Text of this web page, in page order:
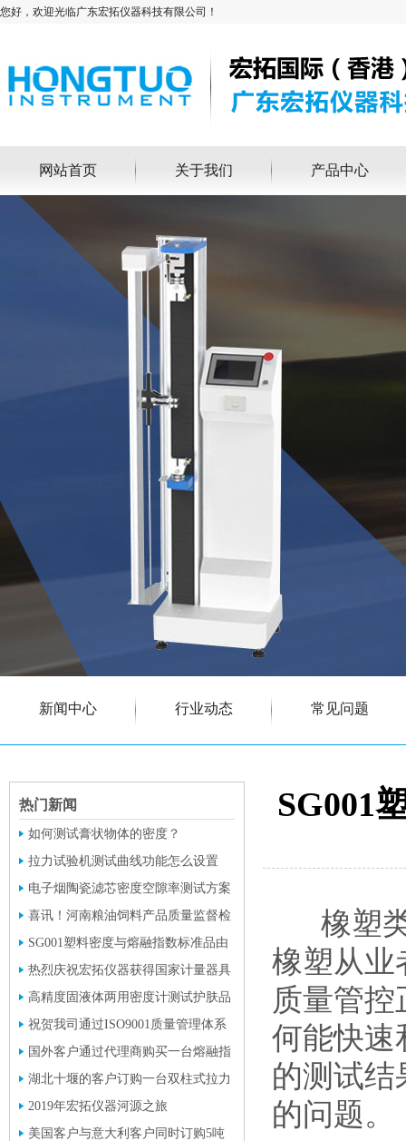
您好，欢迎光临广东宏拓仪器科技有限公司！
网站首页 关于我们 产品中心
新闻中心 行业动态 常见问题
SG001
橡塑类
橡塑从业
质量管
何能快速
的测试结
的问题。
热门新闻
如何测试膏状物体的密度？
拉力试验机测试曲线功能怎么设置
电子烟陶瓷滤芯密度空隙率测试方案
喜讯！河南粮油饲料产品质量监督检
验中心采购一批液体密度计
SG001塑料密度与熔融指数标准品由
宏拓独家研发成功
热烈庆祝宏拓仪器获得国家计量器具
型式批准证书
高精度固液体两用密度计测试护肤品
的密度，效果看得见。
祝贺我司通过ISO9001质量管理体系
认证并获取证书
国外客户通过代理商购买一台熔融指
数测定仪
湖北十堰的客户订购一台双柱式拉力
试验机
2019年宏拓仪器河源之旅
美国客户与意大利客户同时订购5吨